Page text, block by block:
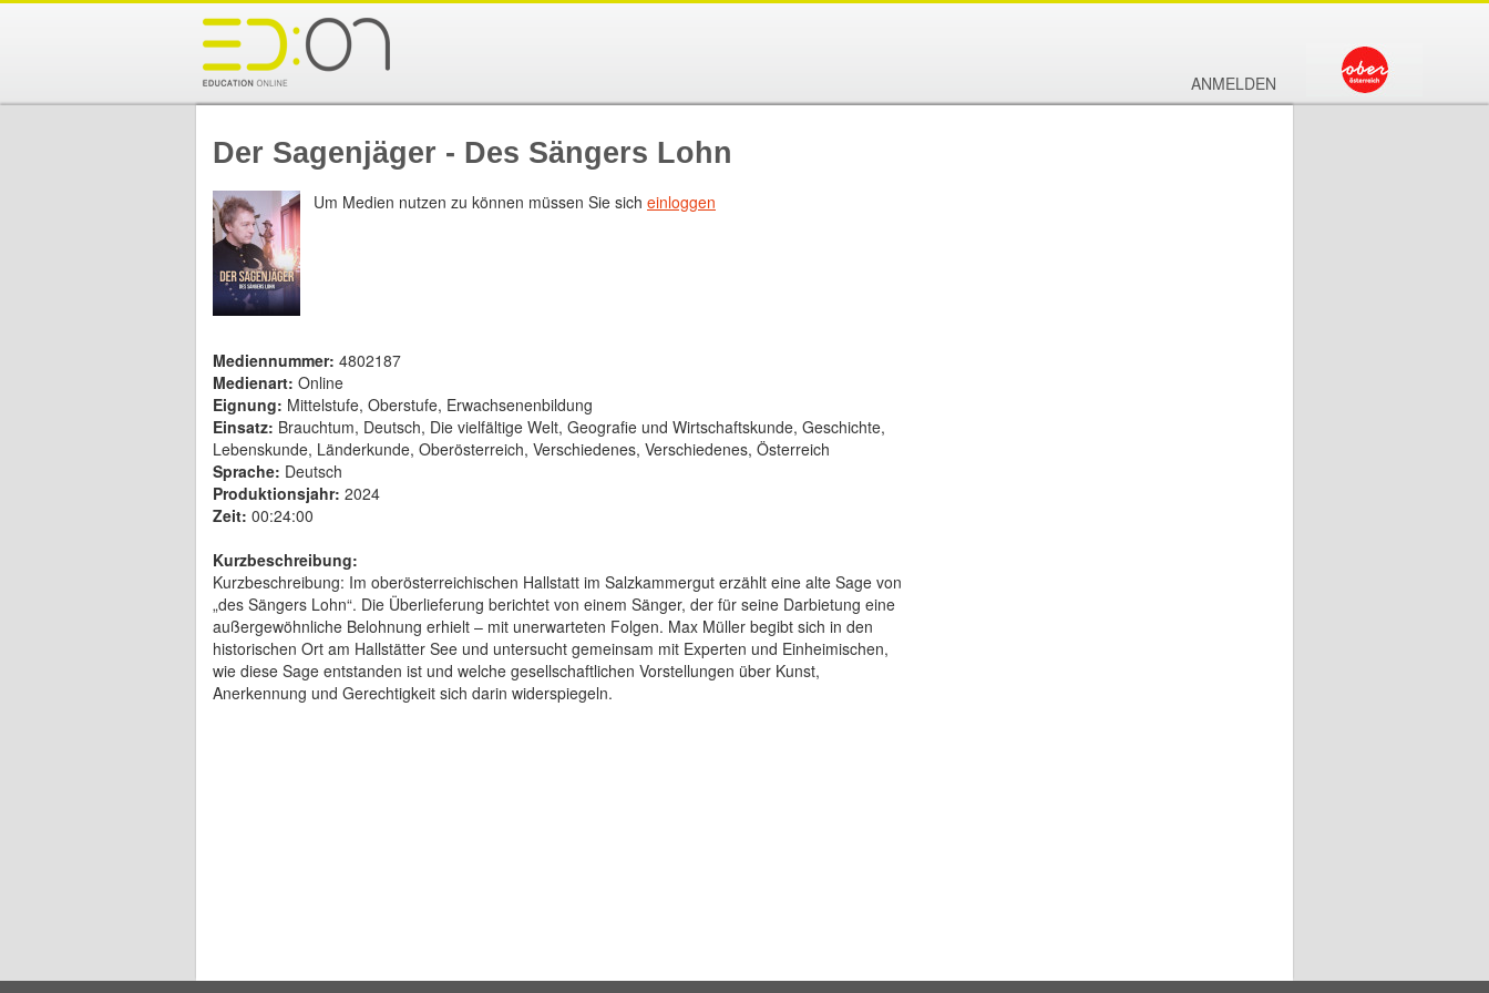
ANMELDEN
Der Sagenjäger - Des Sängers Lohn
Um Medien nutzen zu können müssen Sie sich einloggen
Mediennummer: 4802187
Medienart: Online
Eignung: Mittelstufe, Oberstufe, Erwachsenenbildung
Einsatz: Brauchtum, Deutsch, Die vielfältige Welt, Geografie und Wirtschaftskunde, Geschichte,
Lebenskunde, Länderkunde, Oberösterreich, Verschiedenes, Verschiedenes, Österreich
Sprache: Deutsch
Produktionsjahr: 2024
Zeit: 00:24:00
Kurzbeschreibung:
Kurzbeschreibung: Im oberösterreichischen Hallstatt im Salzkammergut erzählt eine alte Sage von
„des Sängers Lohn“. Die Überlieferung berichtet von einem Sänger, der für seine Darbietung eine
außergewöhnliche Belohnung erhielt – mit unerwarteten Folgen. Max Müller begibt sich in den
historischen Ort am Hallstätter See und untersucht gemeinsam mit Experten und Einheimischen,
wie diese Sage entstanden ist und welche gesellschaftlichen Vorstellungen über Kunst,
Anerkennung und Gerechtigkeit sich darin widerspiegeln.